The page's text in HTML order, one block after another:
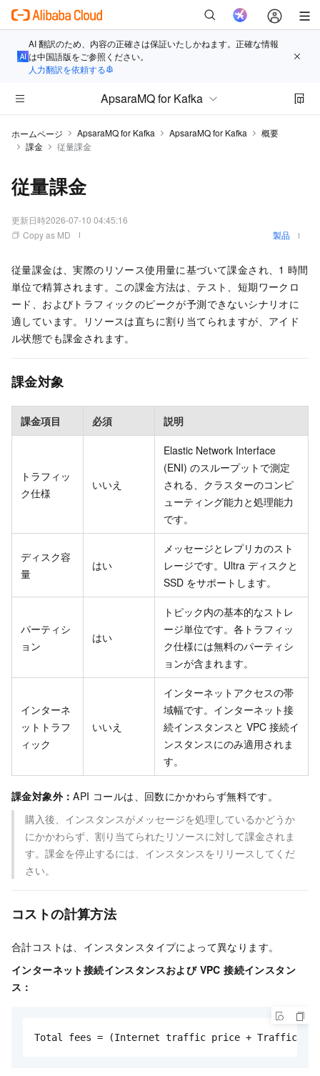
AI 翻訳のため、内容の正確さは保証いたしかねます。正確な情報
は中国語版をご参照ください。
人力翻訳を依頼する
ApsaraMQ for Kafka
ホームページ ApsaraMQ for Kafka ApsaraMQ for Kafka
概要
課金
従量課金
従量課金
更新日時2026-07-10 04:45:16
Copy as MD
製品
従量課金は、実際のリソース使用量に基づいて課金され、1 時間
単位で精算されます。この課金方法は、テスト、短期ワークロ
ード、およびトラフィックのピークが予測できないシナリオに
適しています。リソースは直ちに割り当てられますが、アイド
ル状態でも課金されます。
課金対象
課金項目 必須 説明
トラフィッ
ク仕様
いいえ
Elastic Network Interface
(ENI) のスループットで測定
される、クラスターのコンピ
ューティング能力と処理能力
です。
ディスク容
量
はい
メッセージとレプリカのスト
レージです。Ultra ディスクと
SSD をサポートします。
パーティシ
ョン
はい
トピック内の基本的なストレ
ージ単位です。各トラフィッ
ク仕様には無料のパーティシ
ョンが含まれます。
インターネ
ットトラフ
ィック
いいえ
インターネットアクセスの帯
域幅です。インターネット接
続インスタンスと VPC 接続イ
ンスタンスにのみ適用されま
す。
課金対象外：API コールは、回数にかかわらず無料です。
購入後、インスタンスがメッセージを処理しているかどうか
にかかわらず、割り当てられたリソースに対して課金されま
す。課金を停止するには、インスタンスをリリースしてくだ
さい。
コストの計算方法
合計コストは、インスタンスタイプによって異なります。
インターネット接続インスタンスおよび VPC 接続インスタン
ス：
Total fees = (Internet traffic price + Traffic